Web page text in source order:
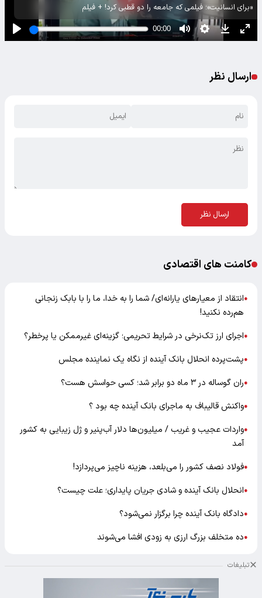
«برای انسانیت»؛ فیلمی که جامعه را دو قطبی کرد! + فیلم
ارسال نظر
ارسال نظر
کامنت های اقتصادی
●انتقاد از معیارهای یارانه‌ای/ شما را به خدا، ما را با بابک زنجانی
هم‌رده نکنید!
●اجرای ارز تک‌نرخی در شرایط تحریمی؛ گزینه‌ای غیرممکن یا پرخطر؟
●پشت‌پرده انحلال بانک آینده از نگاه یک نماینده مجلس
●ران گوساله در ۳ ماه دو برابر شد؛ کسی حواسش هست؟
●واکنش قالیباف به ماجرای بانک آینده چه بود ؟
●واردات عجیب و غریب / میلیون‌ها دلار آب‌پنیر و ژل زیبایی به کشور
آمد
●فولاد نصف کشور را می‌بلعد، هزینه ناچیز می‌پردازد!
●انحلال بانک آینده و شادی جریان پایداری؛ علت چیست؟
●دادگاه بانک آینده چرا برگزار نمی‌شود؟
●ده متخلف بزرگ ارزی به زودی افشا می‌شوند
تبلیغات